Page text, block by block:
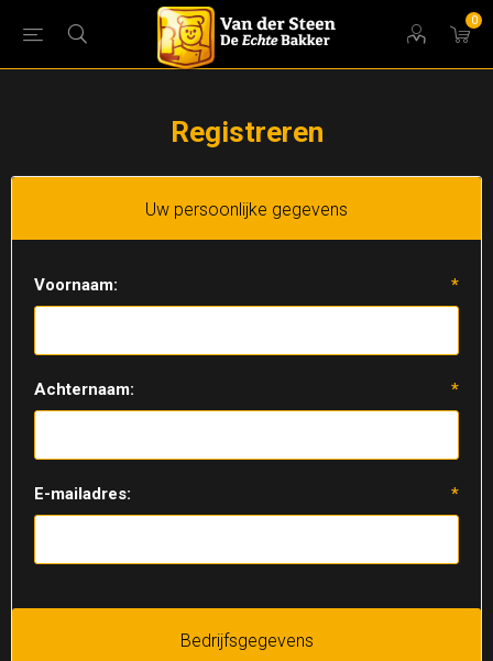
0
Registreren
Uw persoonlijke gegevens
Voornaam: *
Achternaam: *
E-mailadres: *
Bedrijfsgegevens